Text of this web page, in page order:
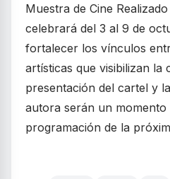
Muestra de Cine
celebrará del 3 al 9 de
fortalecer los vínculos
artísticas que visibilizan la
presentación del cartel y
autora serán un
programación de la